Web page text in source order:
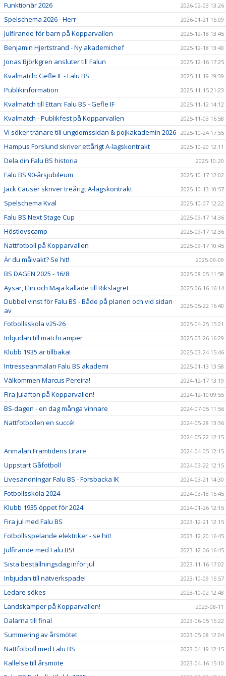
Funktionär 2026 2026-02-03 13:26
Spelschema 2026 - Herr 2026-01-21 15:09
Julfirande för barn på Kopparvallen 2025-12-18 13:45
Benjamin Hjertstrand - Ny akademichef 2025-12-18 13:40
Jonas Björkgren ansluter till Falun 2025-12-16 17:25
Kvalmatch: Gefle IF - Falu BS 2025-11-19 19:39
Publikinformation 2025-11-15 21:23
Kvalmatch till Ettan: Falu BS - Gefle IF 2025-11-12 14:12
Kvalmatch - Publikfest på Kopparvallen 2025-11-03 16:58
Vi söker tränare till ungdomssidan & pojkakademin 2026 2025-10-24 17:55
Hampus Forslund skriver ettårigt A-lagskontrakt 2025-10-20 12:11
Dela din Falu BS historia 2025-10-20
Falu BS 90-årsjubileum 2025-10-17 12:02
Jack Causer skriver treårigt A-lagskontrakt 2025-10-13 10:57
Spelschema Kval 2025-10-07 12:22
Falu BS Next Stage Cup 2025-09-17 14:36
Höstlovscamp 2025-09-17 12:36
Nattfotboll på Kopparvallen 2025-09-17 10:45
Är du målvakt? Se hit! 2025-09-09
BS DAGEN 2025 - 16/8 2025-08-05 11:58
Aysar, Elin och Maja kallade till Rikslägret 2025-06-16 16:14
Dubbel vinst för Falu BS - Både på planen och vid sidan
av
2025-05-22 16:40
Fotbollsskola v25-26 2025-04-25 15:21
Inbjudan till matchcamper 2025-03-26 16:29
Klubb 1935 är tillbaka! 2025-03-24 15:46
Intresseanmälan Falu BS akademi 2025-01-13 13:58
Välkommen Marcus Pereira! 2024-12-17 13:19
Fira Julafton på Kopparvallen! 2024-12-10 09:55
BS-dagen - en dag många vinnare 2024-07-05 11:56
Nattfotbollen en succé!
2024-05-28 13:36
2024-05-22 12:15
Anmälan Framtidens Lirare 2024-04-05 12:15
Uppstart Gåfotboll 2024-03-22 12:15
Livesändningar Falu BS - Forsbacka IK 2024-03-21 14:30
Fotbollsskola 2024 2024-03-18 15:45
Klubb 1935 öppet för 2024 2024-01-26 12:15
Fira jul med Falu BS 2023-12-21 12:15
Fotbollsspelande elektriker - se hit! 2023-12-20 16:45
Julfirande med Falu BS! 2023-12-06 16:45
Sista beställningsdag inför jul 2023-11-16 17:02
Inbjudan till nätverkspadel 2023-10-09 15:57
Ledare sökes 2023-10-02 12:48
Landskamper på Kopparvallen! 2023-08-11
Dalarna till final 2023-06-05 15:22
Summering av årsmötet 2023-05-08 12:04
Nattfotboll med Falu BS 2023-04-19 12:15
Kallelse till årsmöte 2023-04-16 15:10